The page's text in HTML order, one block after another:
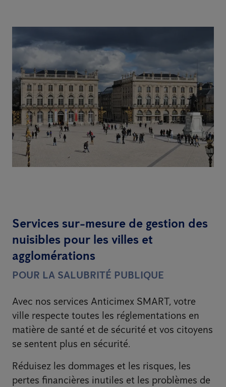
Services sur-mesure de gestion des
nuisibles pour les villes et
agglomérations
POUR LA SALUBRITÉ PUBLIQUE
Avec nos services Anticimex SMART, votre
ville respecte toutes les réglementations en
matière de santé et de sécurité et vos citoyens
se sentent plus en sécurité.
Réduisez les dommages et les risques, les
pertes financières inutiles et les problèmes de